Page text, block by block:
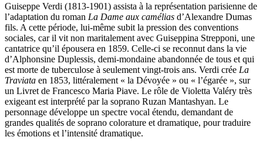
Guiseppe Verdi (1813-1901) assista à la représentation parisienne de
l’adaptation du roman La Dame aux camélias d’Alexandre Dumas
fils. A cette période, lui-même subit la pression des conventions
sociales, car il vit non maritalement avec Guiseppina Strepponi, une
cantatrice qu’il épousera en 1859. Celle-ci se reconnut dans la vie
d’Alphonsine Duplessis, demi-mondaine abandonnée de tous et qui
est morte de tuberculose à seulement vingt-trois ans. Verdi crée La
Traviata en 1853, littéralement « la Dévoyée » ou « l’égarée », sur
un Livret de Francesco Maria Piave. Le rôle de Violetta Valéry très
exigeant est interprété par la soprano Ruzan Mantashyan. Le
personnage développe un spectre vocal étendu, demandant de
grandes qualités de soprano colorature et dramatique, pour traduire
les émotions et l’intensité dramatique.